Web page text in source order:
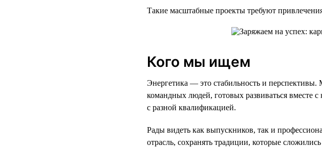
Такие масштабные проекты требуют
Кого мы ищем
Энергетика — это стабильность и
командных людей, готовых развиваться вместе
с разной квалификацией.
Рады видеть как выпускников, так и
отрасль, сохранять традиции, которые